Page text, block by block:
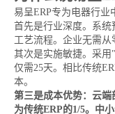
易呈ERP专为电器行业
首先是行业深度。系统
工艺流程。企业无需从
其次是实施敏捷。采
仅需25天。相比传统
本。
第三是成本优势：云
为传统ERP的1/5。中